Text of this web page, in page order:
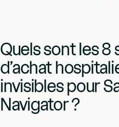
Quels sont les 8
d’achat
invisibles pour
Navigator ?